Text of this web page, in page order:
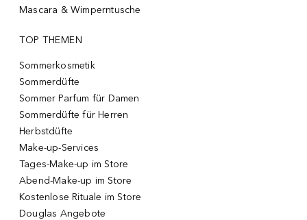
Mascara & Wimperntusche
TOP THEMEN
Sommerkosmetik
Sommerdüfte
Sommer Parfum für Damen
Sommerdüfte für Herren
Herbstdüfte
Make-up-Services
Tages-Make-up im Store
Abend-Make-up im Store
Kostenlose Rituale im Store
Douglas Angebote